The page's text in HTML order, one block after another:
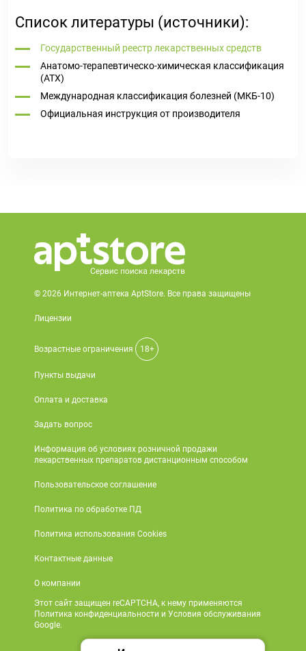
Список литературы (источники):
Государственный реестр лекарственных средств
Анатомо-терапевтическо-химическая классификация
(ATX)
Международная классификация болезней (МКБ-10)
Официальная инструкция от производителя
© 2026 Интернет-аптека AptStore. Все права защищены
Лицензии
Возрастные ограничения 18+
Пункты выдачи
Оплата и доставка
Задать вопрос
Информация об условиях розничной продажи
лекарственных препаратов дистанционным способом
Пользовательское соглашение
Политика по обработке ПД
Политика использования Cookies
Контактные данные
О компании
Этот сайт защищен reCAPTCHA, к нему применяются
Политика конфиденциальности и Условия обслуживания
Google.